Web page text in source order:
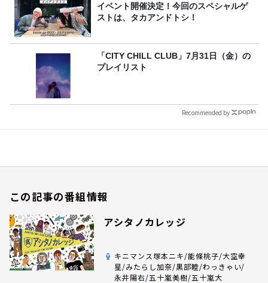
イベント開催決定！今回のスペシャルゲ
ストは、タカアンドトシ！
「CITY CHILL CLUB」7月31日（金）の
プレイリスト
Recommended by
この記事の番組情報
アシタノカレッジ
キニマンス塚本ニキ/能條桃子/大空幸
星/みたらし加奈/黒部睦/わっきゃい/
永井陽右/五十嵐美樹/五十嵐大